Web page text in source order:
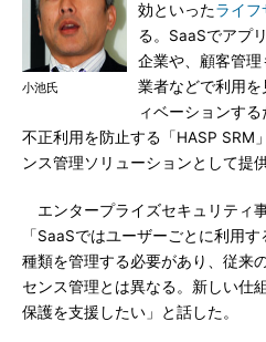
小池氏
効といったライフ
る。SaaSでアプ
企業や、顧客管
業者などで利用
ィベーションする
不正利用を防止する「HASP SRM
ンス管理ソリューションとして提供
エンタープライズセキュリティ
「SaaSではユーザーごとに利用
種類を管理する必要があり、従来
センス管理とは異なる。新しい仕
保護を支援したい」と話した。